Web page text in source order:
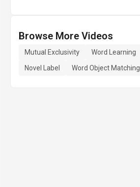
Browse More Videos
Mutual Exclusivity Word Learning
Novel Label
Word Object Matching